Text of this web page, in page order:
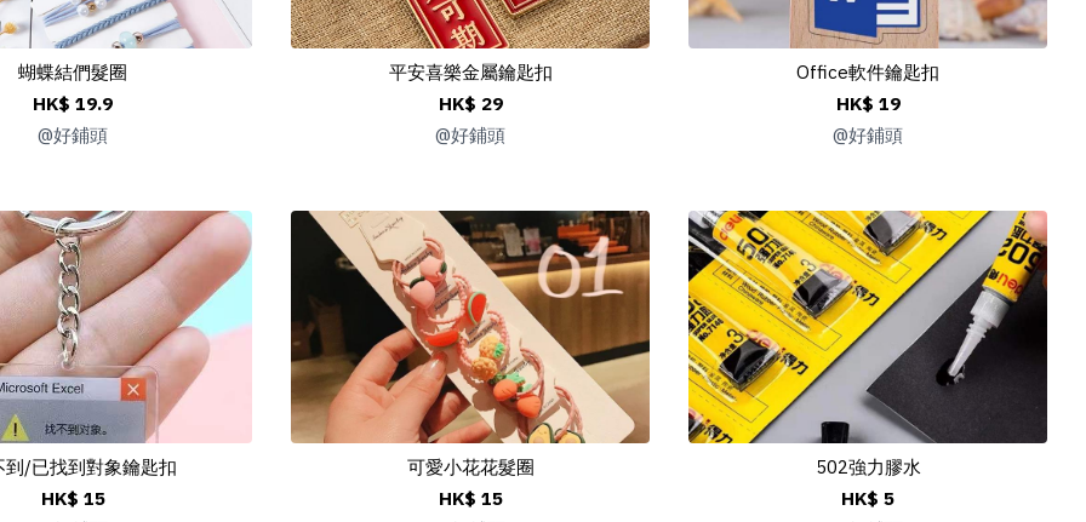
蝴蝶結們髮圈
HK$ 19.9
@好鋪頭
平安喜樂金屬鑰匙扣
HK$ 29
@好鋪頭
Office軟件鑰匙扣
HK$ 19
@好鋪頭
到/已找到對象鑰匙扣
HK$ 15
可愛小花花髮圈
HK$ 15
502強力膠水
HK$ 5